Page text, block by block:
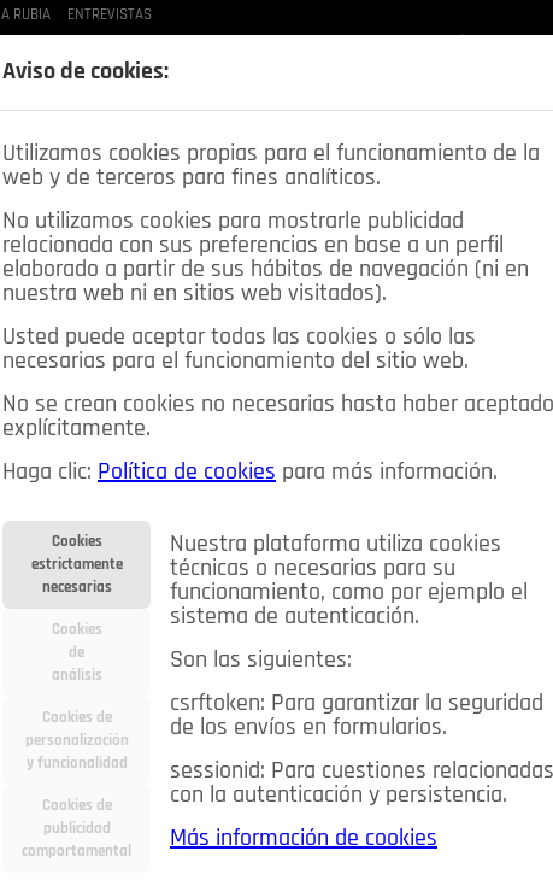
RUBIA ENTREVISTAS
CRÓNICAS DE
DEPORTES OPINIÓN IN SALUD 🔴 EN DIRECTO
MIS ANUNCIOS
Deportes Economía
Educación
Aviso de cookies:
Utilizamos cookies propias para el funcionamiento de la
web y de terceros para fines analíticos.
No utilizamos cookies para mostrarle publicidad
relacionada con sus preferencias en base a un perfil
elaborado a partir de sus hábitos de navegación (ni en
nuestra web ni en sitios web visitados).
Usted puede aceptar todas las cookies o sólo las
necesarias para el funcionamiento del sitio web.
No se crean cookies no necesarias hasta haber aceptado
explícitamente.
Haga clic: Política de cookies para más información.
Cookies
estrictamente
necesarias
Cookies
de
análisis
Cookies de
personalización
y funcionalidad
Cookies de
publicidad
comportamental
Nuestra plataforma utiliza cookies
técnicas o necesarias para su
funcionamiento, como por ejemplo el
sistema de autenticación.
Son las siguientes:
csrftoken: Para garantizar la seguridad
de los envíos en formularios.
sessionid: Para cuestiones relacionadas
con la autenticación y persistencia.
Más información de cookies